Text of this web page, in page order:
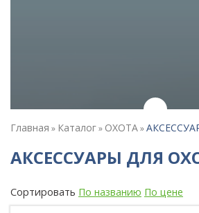
Главная » Каталог» ОХОТА»
АКСЕССУАРЫ ДЛЯ
Сортировать По названию По цене